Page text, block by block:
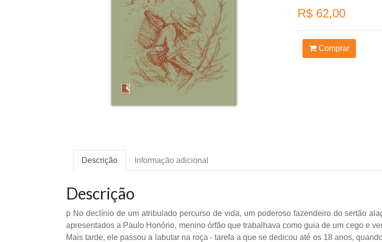
R$ 62,00
Comprar
Descrição Informação adicional
Descrição
p No declínio de um atribulado percurso de vida, um poderoso fazendeiro do sertão
apresentados a Paulo Honório, menino órfão que trabalhava como guia de um cego e
Mais tarde, ele passou a labutar na roça - tarefa a que se dedicou até os 18 anos,